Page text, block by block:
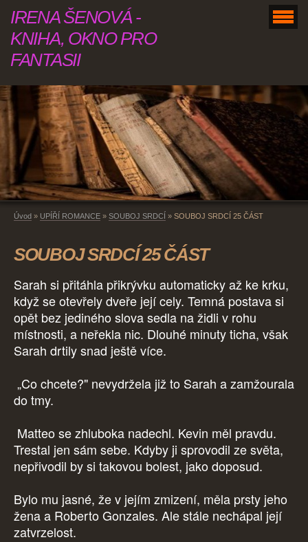
IRENA ŠENOVÁ -
KNIHA, OKNO PRO
FANTASII
Úvod » UPÍŘÍ ROMANCE » SOUBOJ SRDCÍ » SOUBOJ SRDCÍ 25 ČÁST
SOUBOJ SRDCÍ 25 ČÁST
Sarah si přitáhla přikrývku automaticky až ke krku,
když se otevřely dveře její cely. Temná postava si
opět bez jediného slova sedla na židli v rohu
místnosti, a neřekla nic. Dlouhé minuty ticha, však
Sarah drtily snad ještě více.
„Co chcete?" nevydržela již to Sarah a zamžourala
do tmy.
Matteo se zhluboka nadechl. Kevin měl pravdu.
Trestal jen sám sebe. Kdyby ji sprovodil ze světa,
nepřivodil by si takovou bolest, jako doposud.
Bylo mu jasné, že v jejím zmizení, měla prsty jeho
žena a Roberto Gonzales. Ale stále nechápal její
zatvrzelost.